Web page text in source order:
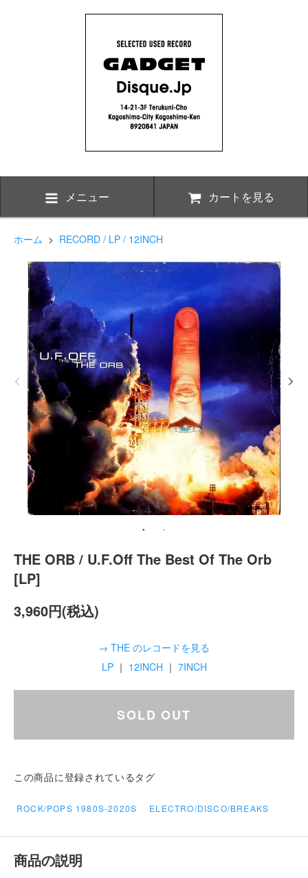
メニュー カートを見る
ホーム > RECORD / LP / 12INCH
THE ORB / U.F.Off The Best Of The Orb
[LP]
3,960円(税込)
→ THE のレコードを見る
LP｜ 12INCH ｜ 7INCH
SOLD OUT
この商品に登録されているタグ
ROCK/POPS 1980S-2020S ELECTRO/DISCO/BREAKS
商品の説明